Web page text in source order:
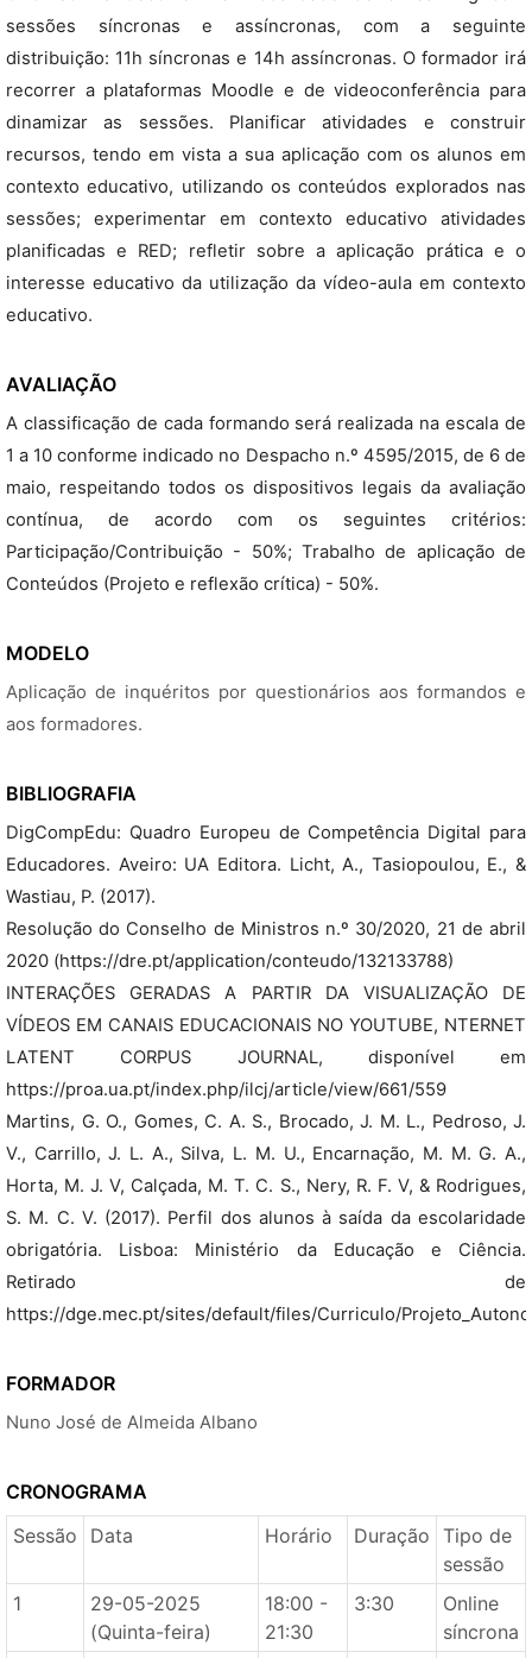
sessões síncronas e assíncronas, com a seguinte
distribuição: 11h síncronas e 14h assíncronas. O formador irá
recorrer a plataformas Moodle e de videoconferência para
dinamizar as sessões. Planificar atividades e construir
recursos, tendo em vista a sua aplicação com os alunos em
contexto educativo, utilizando os conteúdos explorados nas
sessões; experimentar em contexto educativo atividades
planificadas e RED; refletir sobre a aplicação prática e o
interesse educativo da utilização da vídeo-aula em contexto
educativo.
AVALIAÇÃO
A classificação de cada formando será realizada na escala de
1 a 10 conforme indicado no Despacho n.º 4595/2015, de 6 de
maio, respeitando todos os dispositivos legais da avaliação
contínua, de acordo com os seguintes critérios:
Participação/Contribuição - 50%; Trabalho de aplicação de
Conteúdos (Projeto e reflexão crítica) - 50%.
MODELO
Aplicação de inquéritos por questionários aos formandos e
aos formadores.
BIBLIOGRAFIA
DigCompEdu: Quadro Europeu de Competência Digital para
Educadores. Aveiro: UA Editora. Licht, A., Tasiopoulou, E., &
Wastiau, P. (2017).
Resolução do Conselho de Ministros n.º 30/2020, 21 de abril
2020 (https://dre.pt/application/conteudo/132133788)
INTERAÇÕES GERADAS A PARTIR DA VISUALIZAÇÃO DE
VÍDEOS EM CANAIS EDUCACIONAIS NO YOUTUBE, NTERNET
LATENT CORPUS JOURNAL, disponível em
https://proa.ua.pt/index.php/ilcj/article/view/661/559
Martins, G. O., Gomes, C. A. S., Brocado, J. M. L., Pedroso, J.
V., Carrillo, J. L. A., Silva, L. M. U., Encarnação, M. M. G. A.,
Horta, M. J. V, Calçada, M. T. C. S., Nery, R. F. V, & Rodrigues,
S. M. C. V. (2017). Perfil dos alunos à saída da escolaridade
obrigatória. Lisboa: Ministério da Educação e Ciência.
Retirado de
https://dge.mec.pt/sites/default/files/Curriculo/
FORMADOR
Nuno José de Almeida Albano
CRONOGRAMA
Sessão
Data Horário Duração Tipo de
sessão
1
29-05-2025
(Quinta-feira)
18:00 -
21:30
3:30
Online
síncrona